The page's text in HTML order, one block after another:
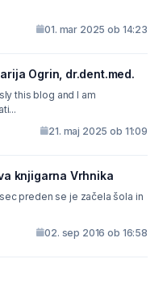
01. mar 2025 ob 14:23
Ogrin, dr.dent.med.
this blog and I am
21. maj 2025 ob 11:09
knjigarna Vrhnika
preden se je začela šola in
02. sep 2016 ob 16:58